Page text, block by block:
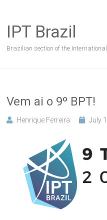
content
IPT Brazil
Brazilian section of the
Vem ai o 9º BPT!
Henrique Ferreira July